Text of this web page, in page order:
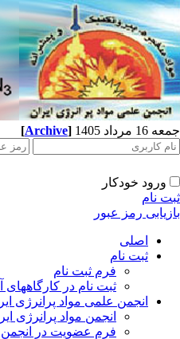
جمعه 16 مرداد 1405 [Archive]
ورود خودکار
ثبت نام
بازیابی رمز عبور
اصلی
ثبت نام
فرم ثبت نام
ثبت نام در
انجمن علمی مواد پرانرژی
انجمن مواد پرانرژی
فرم عضویت در انجمن